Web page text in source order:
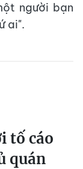
người bạn
ai".
tố cáo
quán